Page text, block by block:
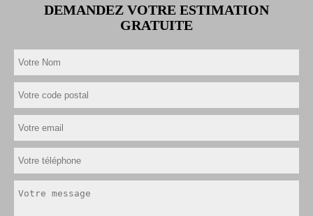
DEMANDEZ VOTRE ESTIMATION
GRATUITE